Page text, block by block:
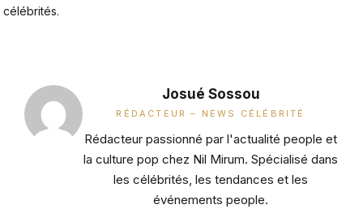
célébrités.
Josué Sossou
RÉDACTEUR – NEWS CÉLÉBRITÉ
Rédacteur passionné par l'actualité people et
la culture pop chez Nil Mirum. Spécialisé dans
les célébrités, les tendances et les
événements people.